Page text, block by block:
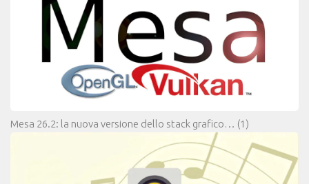
Mesa 26.2: la nuova versione dello stack grafico… (1)